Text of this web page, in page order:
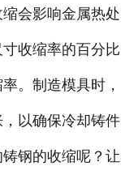
生产能力
联系我们
会影响金属热处
收缩率的百分比
。制造模具时，
以确保冷却铸件
钢的收缩呢？让